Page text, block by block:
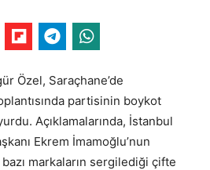
Özel, Saraçhane’de
partisinin boykot
Açıklamalarında, İstanbul
Ekrem İmamoğlu’nun
markaların sergilediği çifte